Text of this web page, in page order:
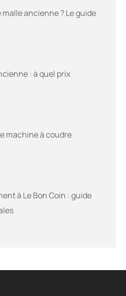
ancienne ? Le guide
: à quel prix
machine à coudre
à Le Bon Coin : guide